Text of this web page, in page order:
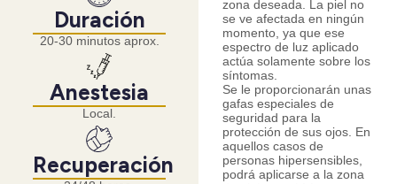
Duración
20-30 minutos aprox.
Anestesia
Local.
Recuperación
zona deseada. La piel no
se ve afectada en ningún
momento, ya que ese
espectro de luz aplicado
actúa solamente sobre los
síntomas.
Se le proporcionarán unas
gafas especiales de
seguridad para la
protección de sus ojos. En
aquellos casos de
personas hipersensibles,
podrá aplicarse a la zona